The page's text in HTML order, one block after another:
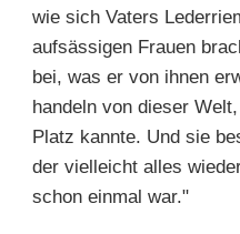
wie sich Vaters
aufsässigen Frauen
bei, was er von ihnen
handeln von dieser
Platz kannte. Und sie
der vielleicht alles
schon einmal war."